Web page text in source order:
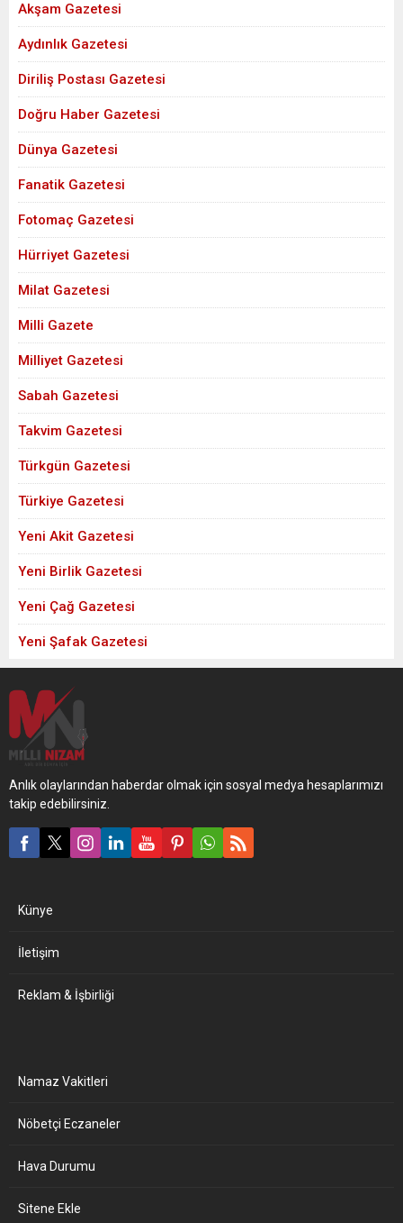
Akşam Gazetesi
Aydınlık Gazetesi
Diriliş Postası Gazetesi
Doğru Haber Gazetesi
Dünya Gazetesi
Fanatik Gazetesi
Fotomaç Gazetesi
Hürriyet Gazetesi
Milat Gazetesi
Milli Gazete
Milliyet Gazetesi
Sabah Gazetesi
Takvim Gazetesi
Türkgün Gazetesi
Türkiye Gazetesi
Yeni Akit Gazetesi
Yeni Birlik Gazetesi
Yeni Çağ Gazetesi
Yeni Şafak Gazetesi
Anlık olaylarından haberdar olmak için sosyal medya hesaplarımızı
takip edebilirsiniz.
Künye
İletişim
Reklam & İşbirliği
Namaz Vakitleri
Nöbetçi Eczaneler
Hava Durumu
Sitene Ekle